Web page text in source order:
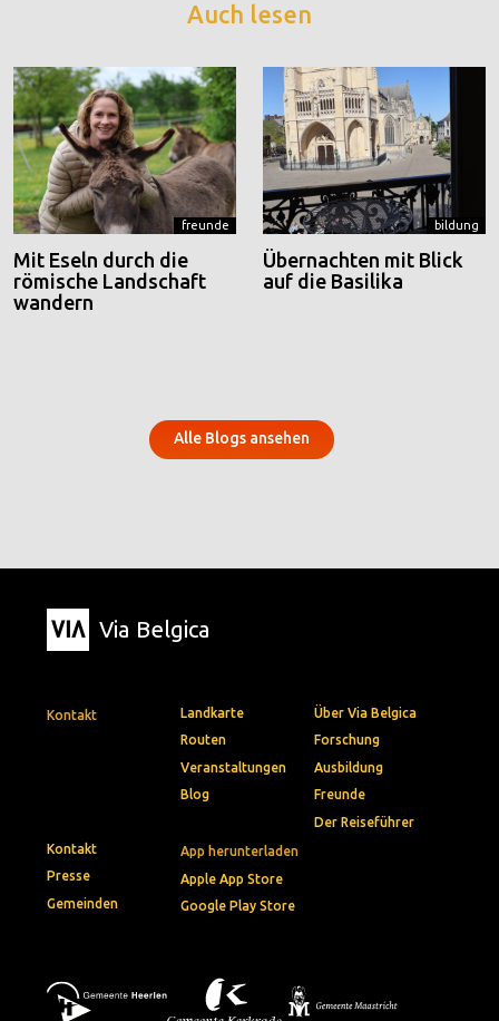
Auch lesen
freunde
Mit Eseln durch die
römische Landschaft
wandern
bildung
Übernachten mit Blick
auf die Basilika
Alle Blogs ansehen
Via Belgica
Kontakt
App herunterladen
Apple App Store
Google Play Store
Landkarte
Routen
Veranstaltungen
Blog
Über Via Belgica
Forschung
Ausbildung
Freunde
Der Reiseführer
Kontakt
Presse
Gemeinden